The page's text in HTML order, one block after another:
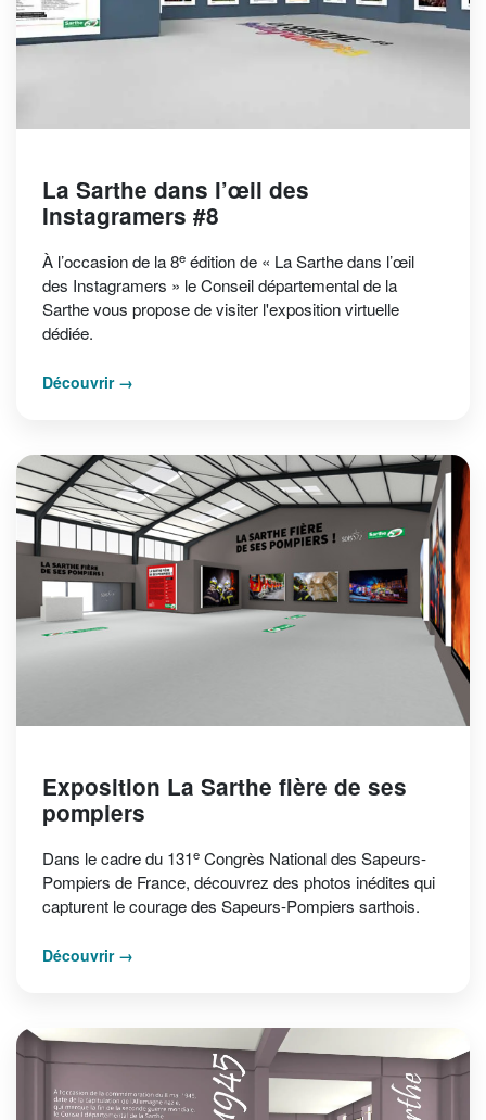
La Sarthe dans l’œil des
Instagramers #8
À l’occasion de la 8e édition de « La Sarthe dans l’œil
des Instagramers » le Conseil départemental de la
Sarthe vous propose de visiter l'exposition virtuelle
dédiée.
Découvrir
Exposition La Sarthe fière de ses
pompiers
Dans le cadre du 131e Congrès National des Sapeurs-
Pompiers de France, découvrez des photos inédites qui
capturent le courage des Sapeurs-Pompiers sarthois.
Découvrir